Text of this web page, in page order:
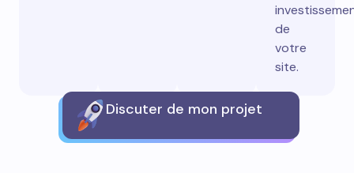
de
votre
site.
Discuter de mon projet